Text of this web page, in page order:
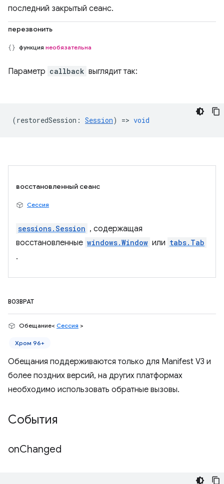
последний закрытый сеанс.
перезвонить
функция необязательна
Параметр callback выглядит так:
(restoredSession : Session) => void
восстановленный сеанс
Сессия
sessions.Session , содержащая
восстановленные windows.Window или tabs.Tab
.
ВОЗВРАТ
Обещание< Сессия >
Хром 96+
Обещания поддерживаются только для Manifest V3 и
более поздних версий, на других платформах
необходимо использовать обратные вызовы.
События
onChanged